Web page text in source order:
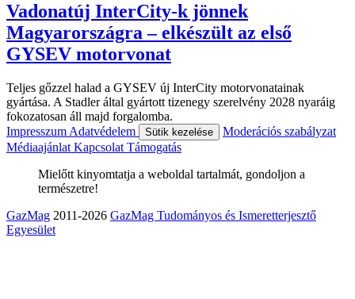
Vadonatúj InterCity-k jönnek
Magyarországra – elkészült az első
GYSEV motorvonat
Teljes gőzzel halad a GYSEV új InterCity motorvonatainak
gyártása. A Stadler által gyártott tizenegy szerelvény 2028 nyaráig
fokozatosan áll majd forgalomba.
Impresszum Adatvédelem Sütik kezelése
Moderációs szabályzat
Médiaajánlat Kapcsolat Támogatás
Mielőtt kinyomtatja a weboldal tartalmát, gondoljon a
természetre!
GazMag 2011-2026 GazMag Tudományos és Ismeretterjesztő
Egyesület